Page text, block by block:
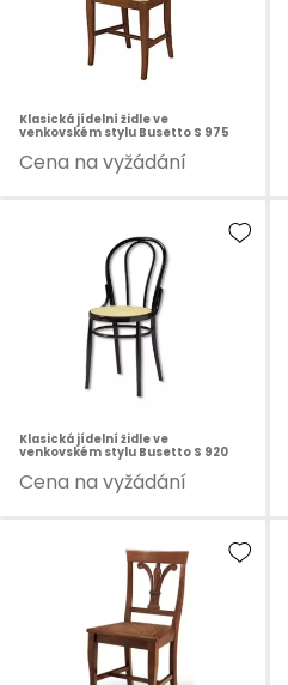
Klasická jídelní židle ve
venkovském stylu Busetto S 975
Cena na vyžádání
Klasická jídelní židle ve
venkovském stylu Busetto S 920
Cena na vyžádání